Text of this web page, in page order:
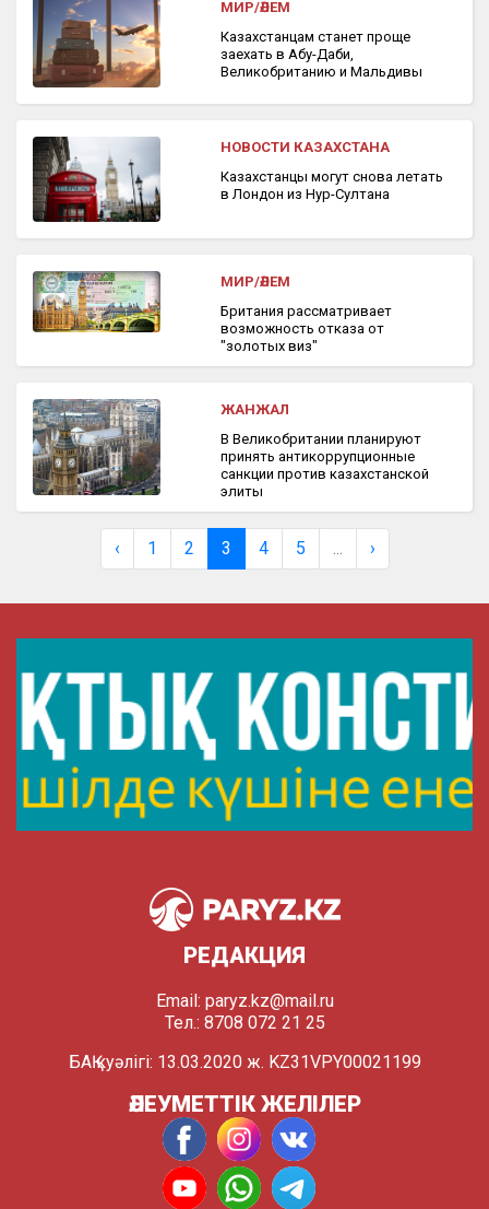
МИР/ӘЛЕМ
Казахстанцам станет проще
заехать в Абу-Даби,
Великобританию и Мальдивы
НОВОСТИ КАЗАХСТАНА
Казахстанцы могут снова летать
в Лондон из Нур-Султана
МИР/ӘЛЕМ
Британия рассматривает
возможность отказа от
"золотых виз"
ЖАНЖАЛ
В Великобритании планируют
принять антикоррупционные
санкции против казахстанской
элиты
‹ 1 2 3 4 5 ... ›
РЕДАКЦИЯ
Email: paryz.kz@mail.ru
Тел.: 8708 072 21 25
БАҚ куәлігі: 13.03.2020 ж. KZ31VPY00021199
ӘЛЕУМЕТТІК ЖЕЛІЛЕР